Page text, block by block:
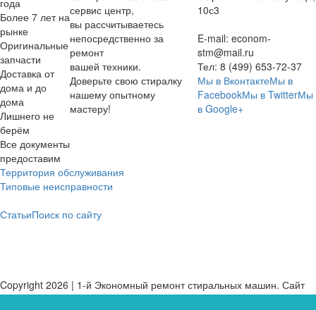
Более 7 лет на
рынке
Оригинальные
запчасти
Доставка от
дома и до
дома
Лишнего не
берём
Все документы
предоставим
сервис центр,
вы рассчитываетесь
непосредственно за
ремонт
вашей техники.
Доверьте свою стиралку
нашему опытному
мастеру!
10с3
E-mail: econom-
stm@mail.ru
Тел: 8 (499) 653-72-37
Мы в ВконтактеМы в
FacebookМы в TwitterМы
в Google+
Территория обслуживания
Типовые неисправности
СтатьиПоиск по сайту
Copyright 2026 | 1-й Экономный ремонт стиральных машин. Сайт
не является публичной офертой.Карта сайта Политика